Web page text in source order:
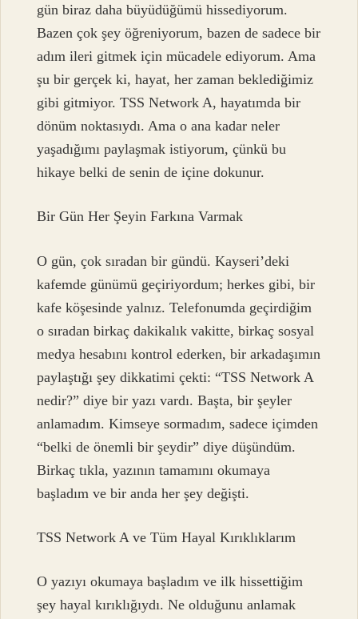
gün biraz daha büyüdüğümü hissediyorum.
Bazen çok şey öğreniyorum, bazen de sadece bir
adım ileri gitmek için mücadele ediyorum. Ama
şu bir gerçek ki, hayat, her zaman beklediğimiz
gibi gitmiyor. TSS Network A, hayatımda bir
dönüm noktasıydı. Ama o ana kadar neler
yaşadığımı paylaşmak istiyorum, çünkü bu
hikaye belki de senin de içine dokunur.
Bir Gün Her Şeyin Farkına Varmak
O gün, çok sıradan bir gündü. Kayseri’deki
kafemde günümü geçiriyordum; herkes gibi, bir
kafe köşesinde yalnız. Telefonumda geçirdiğim
o sıradan birkaç dakikalık vakitte, birkaç sosyal
medya hesabını kontrol ederken, bir arkadaşımın
paylaştığı şey dikkatimi çekti: “TSS Network A
nedir?” diye bir yazı vardı. Başta, bir şeyler
anlamadım. Kimseye sormadım, sadece içimden
“belki de önemli bir şeydir” diye düşündüm.
Birkaç tıkla, yazının tamamını okumaya
başladım ve bir anda her şey değişti.
TSS Network A ve Tüm Hayal Kırıklıklarım
O yazıyı okumaya başladım ve ilk hissettiğim
şey hayal kırıklığıydı. Ne olduğunu anlamak